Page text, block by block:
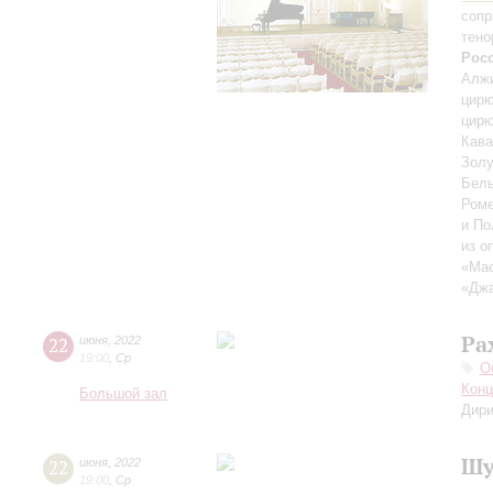
и
из
22 июня 2022
19:00 Ср
Большой зал
22 июня 2022
19:00 Ср